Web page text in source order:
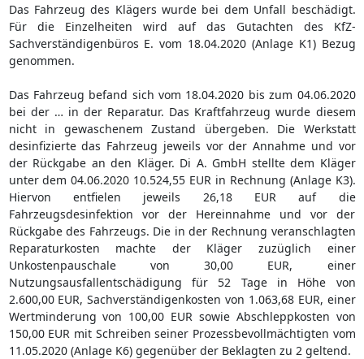
Das Fahrzeug des Klägers wurde bei dem Unfall beschädigt.
Für die Einzelheiten wird auf das Gutachten des KfZ-
Sachverständigenbüros E. vom 18.04.2020 (Anlage K1) Bezug
genommen.
Das Fahrzeug befand sich vom 18.04.2020 bis zum 04.06.2020
bei der … in der Reparatur. Das Kraftfahrzeug wurde diesem
nicht in gewaschenem Zustand übergeben. Die Werkstatt
desinfizierte das Fahrzeug jeweils vor der Annahme und vor
der Rückgabe an den Kläger. Di A. GmbH stellte dem Kläger
unter dem 04.06.2020 10.524,55 EUR in Rechnung (Anlage K3).
Hiervon entfielen jeweils 26,18 EUR auf die
Fahrzeugsdesinfektion vor der Hereinnahme und vor der
Rückgabe des Fahrzeugs. Die in der Rechnung veranschlagten
Reparaturkosten machte der Kläger zuzüglich einer
Unkostenpauschale von 30,00 EUR, einer
Nutzungsausfallentschädigung für 52 Tage in Höhe von
2.600,00 EUR, Sachverständigenkosten von 1.063,68 EUR, einer
Wertminderung von 100,00 EUR sowie Abschleppkosten von
150,00 EUR mit Schreiben seiner Prozessbevollmächtigten vom
11.05.2020 (Anlage K6) gegenüber der Beklagten zu 2 geltend.